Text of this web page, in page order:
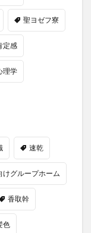
聖ヨゼフ寮
定感
理学
速乾
けグループホーム
香取幹
色